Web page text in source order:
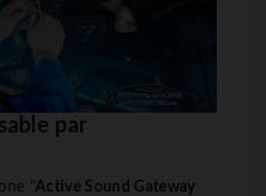
par
"Active Sound Gateway